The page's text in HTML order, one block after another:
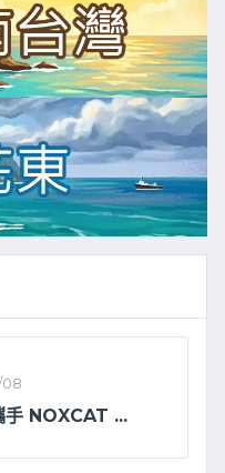
08
手 NOXCAT ...